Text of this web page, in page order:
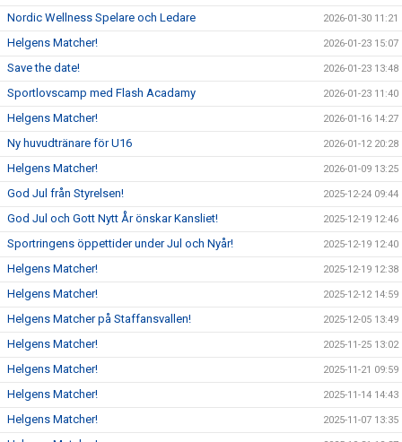
Nordic Wellness Spelare och Ledare 2026-01-30 11:21
Helgens Matcher! 2026-01-23 15:07
Save the date! 2026-01-23 13:48
Sportlovscamp med Flash Acadamy 2026-01-23 11:40
Helgens Matcher! 2026-01-16 14:27
Ny huvudtränare för U16 2026-01-12 20:28
Helgens Matcher! 2026-01-09 13:25
God Jul från Styrelsen! 2025-12-24 09:44
God Jul och Gott Nytt År önskar Kansliet! 2025-12-19 12:46
Sportringens öppettider under Jul och Nyår! 2025-12-19 12:40
Helgens Matcher! 2025-12-19 12:38
Helgens Matcher! 2025-12-12 14:59
Helgens Matcher på Staffansvallen! 2025-12-05 13:49
Helgens Matcher! 2025-11-25 13:02
Helgens Matcher! 2025-11-21 09:59
Helgens Matcher! 2025-11-14 14:43
Helgens Matcher! 2025-11-07 13:35